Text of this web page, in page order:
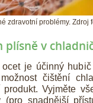
zdravotní problémy. Zdroj
plísně v
ocet je účinný
čištění
Vyjměte
(pro snadnější